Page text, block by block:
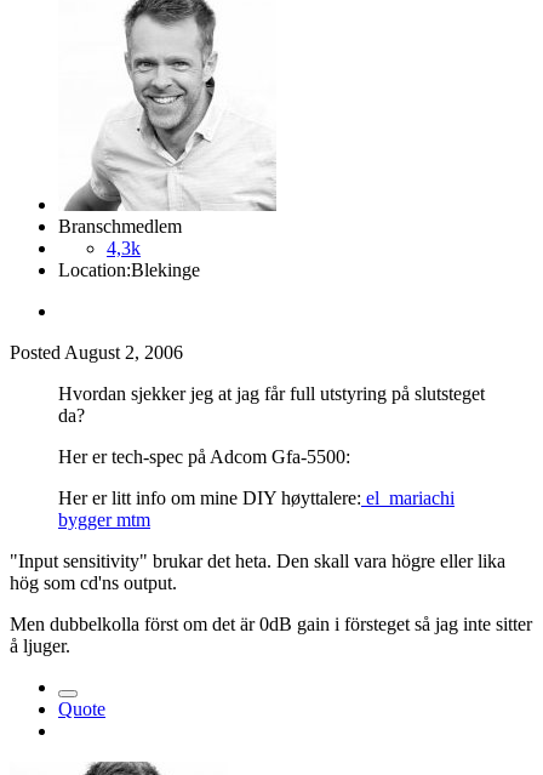
Branschmedlem
4,3k
Location:Blekinge
Posted August 2, 2006
Hvordan sjekker jeg at jag får full utstyring på slutsteget
da?
Her er tech-spec på Adcom Gfa-5500:
Her er litt info om mine DIY høyttalere: el_mariachi
bygger mtm
"Input sensitivity" brukar det heta. Den skall vara högre eller lika
hög som cd'ns output.
Men dubbelkolla först om det är 0dB gain i försteget så jag inte sitter
å ljuger.
Quote